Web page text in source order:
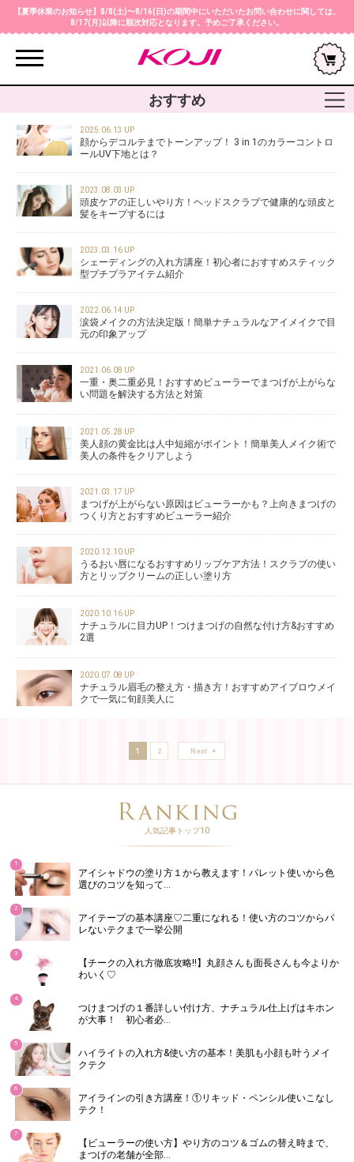
【夏季休業のお知らせ】8/8(土)〜8/16(日)の期間中にいただいたお問い合わせに関しては、
8/17(月)以降に順次対応となります。予めご了承ください。
おすすめ
2025.06.13 UP
顔からデコルテまでトーンアップ！ 3 in 1のカラーコントロ
ールUV下地とは？
2023.08.03 UP
頭皮ケアの正しいやり方！ヘッドスクラブで健康的な頭皮と
髪をキープするには
2023.03.16 UP
シェーディングの入れ方講座！初心者におすすめスティック
型プチプラアイテム紹介
2022.06.14 UP
涙袋メイクの方法決定版！簡単ナチュラルなアイメイクで目
元の印象アップ
2021.06.08 UP
一重・奥二重必見！おすすめビューラーでまつげが上がらな
い問題を解決する方法と対策
2021.05.28 UP
美人顔の黄金比は人中短縮がポイント！簡単美人メイク術で
美人の条件をクリアしよう
2021.03.17 UP
まつげが上がらない原因はビューラーかも？上向きまつげの
つくり方とおすすめビューラー紹介
2020.12.10 UP
うるおい唇になるおすすめリップケア方法！スクラブの使い
方とリップクリームの正しい塗り方
2020.10.16 UP
ナチュラルに目力UP！つけまつげの自然な付け方&おすすめ
2選
2020.07.08 UP
ナチュラル眉毛の整え方・描き方！おすすめアイブロウメイ
クで一気に旬顔美人に
1 2 Next
人気記事トップ10
1
アイシャドウの塗り方１から教えます！パレット使いから色
選びのコツを知って…
2
アイテープの基本講座♡二重になれる！使い方のコツからバ
レないテクまで一挙公開
3
【チークの入れ方徹底攻略!!】丸顔さんも面長さんも今よりか
わいく♡
4
つけまつげの１番詳しい付け方、ナチュラル仕上げはキホン
が大事！ 初心者必…
5
ハイライトの入れ方&使い方の基本！美肌も小顔も叶うメイ
クテク
6
アイラインの引き方講座！①リキッド・ペンシル使いこなし
テク！
7
【ビューラーの使い方】やり方のコツ＆ゴムの替え時まで、
まつげの老舗が全部…